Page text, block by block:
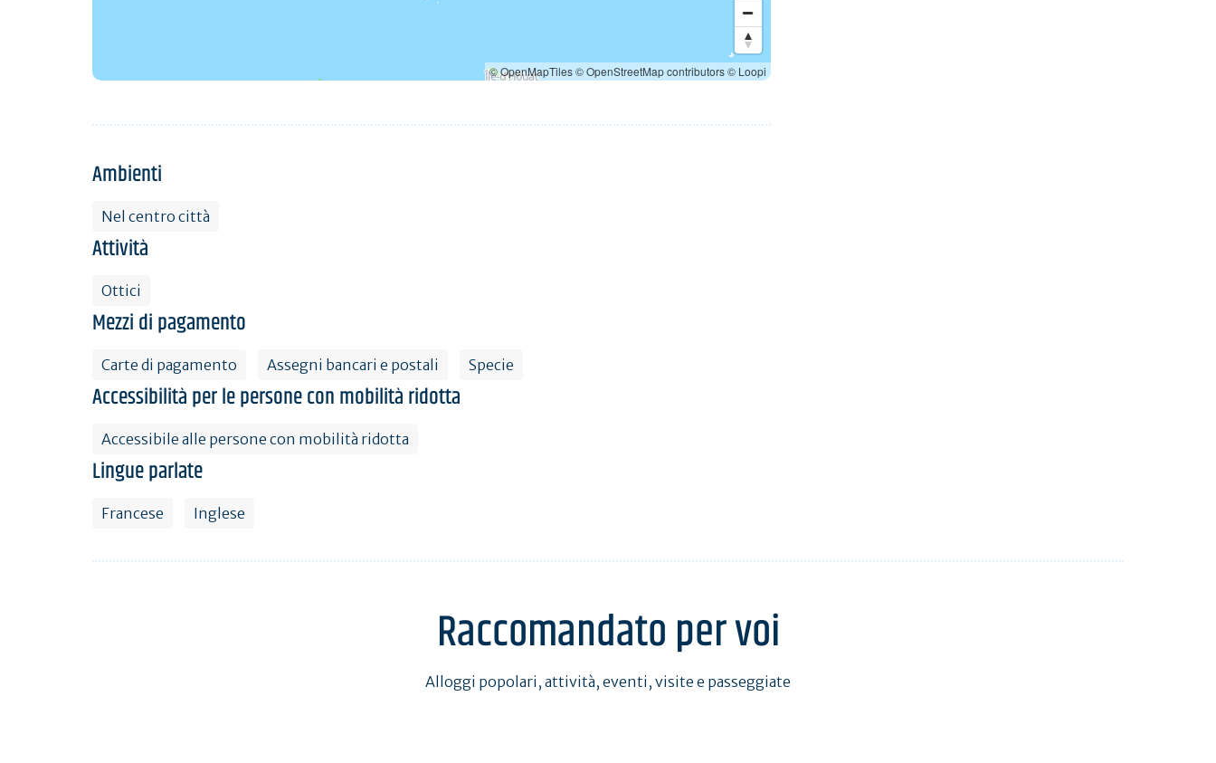
© OpenMapTiles© OpenStreetMap contributors© Loopi
Ambienti
Nel centro città
Attività
Ottici
Mezzi di pagamento
Carte di pagamento Assegni bancari e postali Specie
Accessibilità per le persone con mobilità ridotta
Accessibile alle persone con mobilità ridotta
Lingue parlate
Francese Inglese
Raccomandato per voi
Alloggi popolari, attività, eventi, visite e passeggiate